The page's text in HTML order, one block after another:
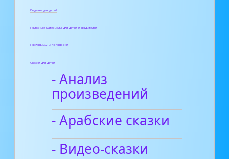
Поделки для детей
Полезные материалы для детей и родителей
Пословицы и поговорки
Сказки для детей
- Анализ
произведений
- Арабские сказки
- Видео-сказки